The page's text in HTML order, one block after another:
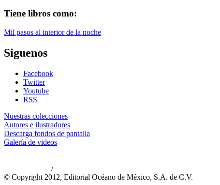
Tiene libros como:
Mil pasos al interior de la noche
Siguenos
Facebook
Twitter
Youtube
RSS
Nuestras colecciones
Autores e ilustradores
Descarga fondos de pantalla
Galería de videos
/
© Copyright 2012, Editorial Océano de México, S.A. de C.V.